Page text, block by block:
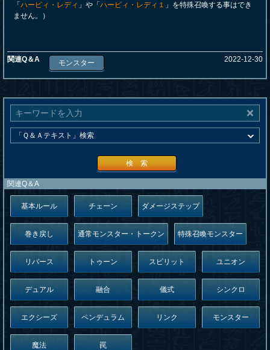
「 ハーピィ・レディ 」や「 ハーピィ・レディ１ 」を特殊召喚する事はでき
ません。）
関連Q＆A モンスター 2022-12-30
検 索
関連Q＆A
基本ルール チェーン ダメージステップ
巻き戻し 通常モンスター・トークン 特殊召喚モンスター
リバース トゥーン スピリット ユニオン
デュアル 融合 儀式 シンクロ
エクシーズ ペンデュラム リンク モンスター
魔法 罠